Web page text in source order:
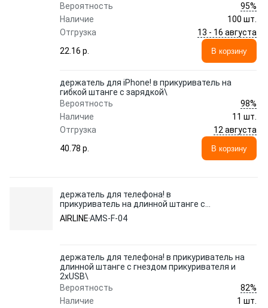
Вероятность
95%
Наличие
100 шт.
Отгрузка
13 - 16 августа
22.16 p.
В корзину
держатель для iPhone! в прикуриватель на
гибкой штанге с зарядкой\
Вероятность
98%
Наличие
11 шт.
Отгрузка
12 августа
40.78 p.
В корзину
держатель для телефона! в
прикуриватель на длинной штанге с
гнездом прикуривателя и 2xUSB\
AIRLINEAMS-F-04
держатель для телефона! в прикуриватель на
длинной штанге с гнездом прикуривателя и
2xUSB\
Вероятность
82%
Наличие
1 шт.